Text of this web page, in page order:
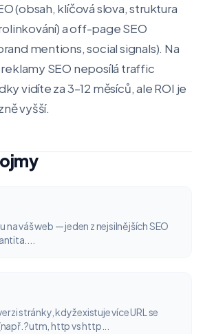
(obsah, klíčová slova, struktura
a off-page SEO
mentions, social signals). Na
SEO neposílá traffic
vidíte za 3–12 měsíců, ale ROI je
vyšší.
na váš web — jeden z nejsilnějších SEO
stránky, když existuje více URL se
?utm, http vs http...